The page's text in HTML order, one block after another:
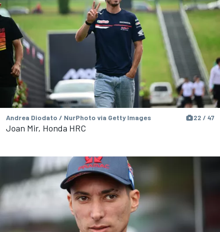
Andrea Diodato / NurPhoto via Getty Images 22 / 47
Joan Mir, Honda HRC